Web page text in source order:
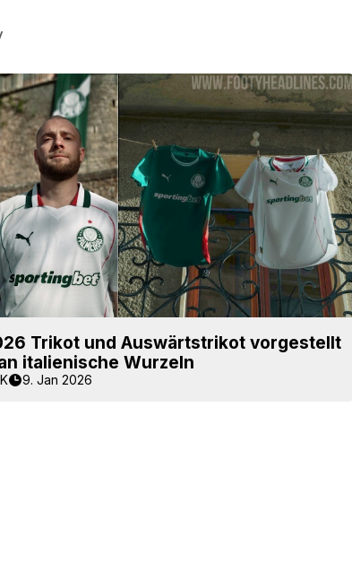
Trikot und Auswärtstrikot vorgestellt
italienische Wurzeln
9. Jan 2026